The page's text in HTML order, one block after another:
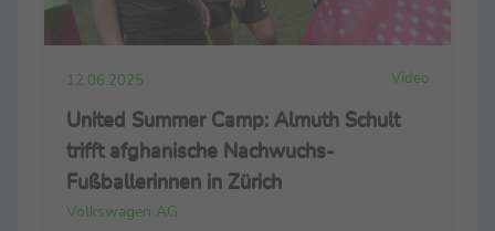
12.06.2025 Video
United Summer Camp: Almuth Schult
trifft afghanische Nachwuchs-
Fußballerinnen in Zürich
Volkswagen AG